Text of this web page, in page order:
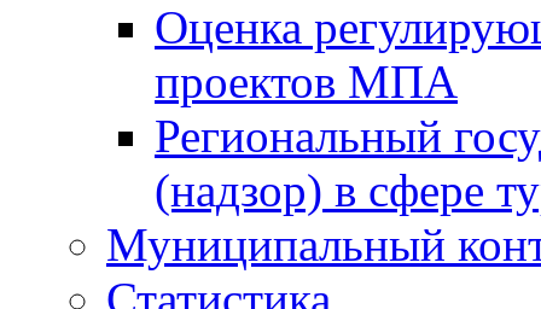
Оценка
проектов МПА
Региональный
(надзор) в сфере
Муниципальный